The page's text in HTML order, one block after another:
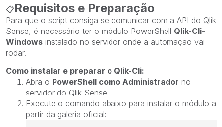
📋Requisitos e Preparação
Para que o script consiga se comunicar com a API do Qlik
Sense, é necessário ter o módulo PowerShell Qlik-Cli-
Windows instalado no servidor onde a automação vai
rodar.
Como instalar e preparar o Qlik-Cli:
Abra o PowerShell como Administrador no
servidor do Qlik Sense.
Execute o comando abaixo para instalar o módulo a
partir da galeria oficial: